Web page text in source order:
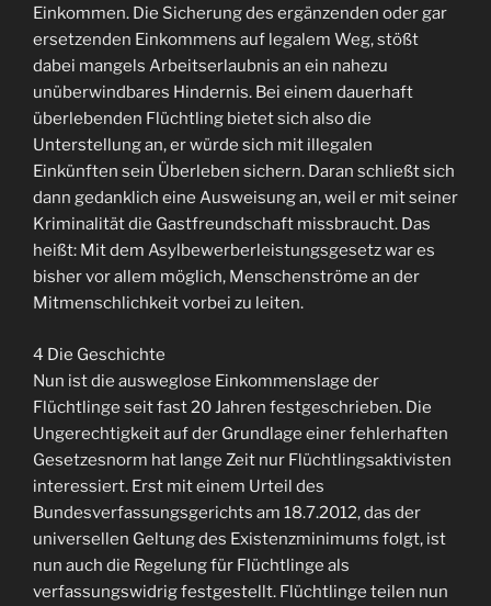
Einkommen. Die Sicherung des ergänzenden oder gar
ersetzenden Einkommens auf legalem Weg, stößt
dabei mangels Arbeitserlaubnis an ein nahezu
unüberwindbares Hindernis. Bei einem dauerhaft
überlebenden Flüchtling bietet sich also die
Unterstellung an, er würde sich mit illegalen
Einkünften sein Überleben sichern. Daran schließt sich
dann gedanklich eine Ausweisung an, weil er mit seiner
Kriminalität die Gastfreundschaft missbraucht. Das
heißt: Mit dem Asylbewerberleistungsgesetz war es
bisher vor allem möglich, Menschenströme an der
Mitmenschlichkeit vorbei zu leiten.
4 Die Geschichte
Nun ist die ausweglose Einkommenslage der
Flüchtlinge seit fast 20 Jahren festgeschrieben. Die
Ungerechtigkeit auf der Grundlage einer fehlerhaften
Gesetzesnorm hat lange Zeit nur Flüchtlingsaktivisten
interessiert. Erst mit einem Urteil des
Bundesverfassungsgerichts am 18.7.2012, das der
universellen Geltung des Existenzminimums folgt, ist
nun auch die Regelung für Flüchtlinge als
verfassungswidrig festgestellt. Flüchtlinge teilen nun